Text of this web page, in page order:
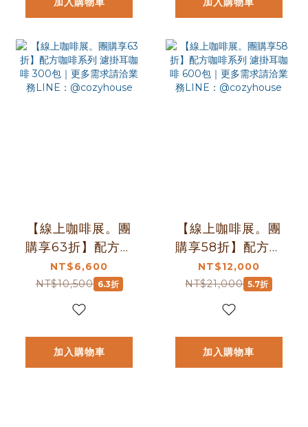
【線上咖啡展。團
購享63折】配方咖
啡系列 濾掛耳咖啡
300包｜更多需求
請洽業務LINE：
NT$6,600
NT$10,500 6.3折
加入購物車
【線上咖啡展。團
購享58折】配方咖
啡系列 濾掛耳咖啡
600包｜更多需求
請洽業務LINE：
NT$12,000
NT$21,000 5.7折
加入購物車